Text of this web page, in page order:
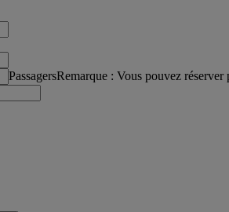
PassagersRemarque : Vous pouvez